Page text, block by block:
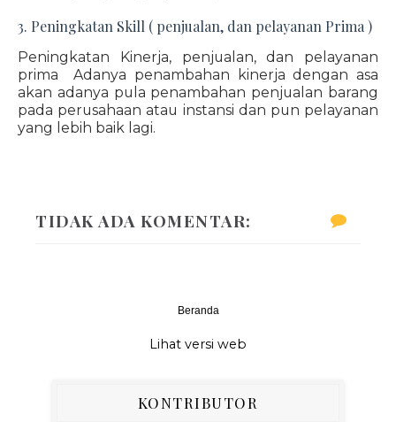
3. Peningkatan Skill ( penjualan, dan pelayanan Prima )
Peningkatan Kinerja, penjualan, dan pelayanan
prima Adanya penambahan kinerja dengan asa
akan adanya pula penambahan penjualan barang
pada perusahaan atau instansi dan pun pelayanan
yang lebih baik lagi.
TIDAK ADA KOMENTAR:
Beranda
Lihat versi web
KONTRIBUTOR